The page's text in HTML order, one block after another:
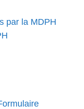
par la MDPH